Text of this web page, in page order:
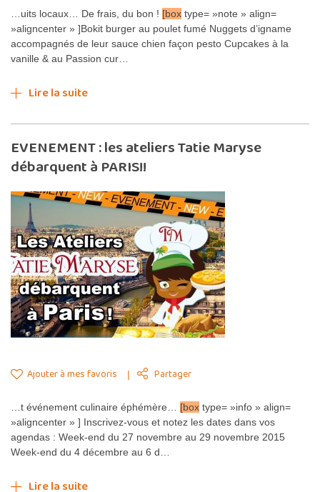
…uits locaux… De frais, du bon ! [box type= »note » align=
»aligncenter » ]Bokit burger au poulet fumé Nuggets d’igname
accompagnés de leur sauce chien façon pesto Cupcakes à la
vanille & au Passion cur…
Lire la suite
EVENEMENT : les ateliers Tatie Maryse
débarquent à PARIS!!
Ajouter à mes favoris Partager
…t événement culinaire éphémère… [box type= »info » align=
»aligncenter » ] Inscrivez-vous et notez les dates dans vos
agendas : Week-end du 27 novembre au 29 novembre 2015
Week-end du 4 décembre au 6 d…
Lire la suite